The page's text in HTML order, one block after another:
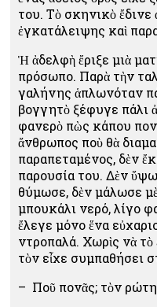
του. Τὸ σκηνικὸ
ἐγκατάλειψης καὶ
Ἡ ἀδελφὴ ἔριξε μιὰ
πρόσωπο. Παρὰ τὴν
γαλήνης ἁπλωνόταν
βογγητὸ ξέφυγε πάλι
φανερὸ πὼς κάπου
ἄνθρωπος ποὺ θὰ
παραπεταμένος, δὲν
παρουσία του. Δὲν
θύμωσε, δὲν μάλωσε
μπουκάλι νερό, λίγο
ἔλεγε μόνο ἕνα
ντροπαλά. Χωρὶς νὰ
τὸν εἶχε συμπαθήσει
– Ποῦ πονᾶς; τὸν